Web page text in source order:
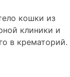
кошки из
клиники и
в крематорий.